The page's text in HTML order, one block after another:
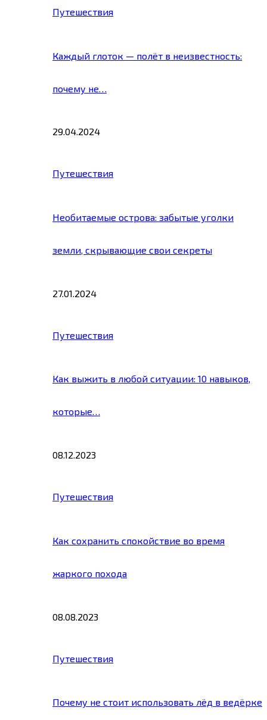
Путешествия
Каждый глоток — полёт в неизвестность:
почему не…
29.04.2024
Путешествия
Необитаемые острова: забытые уголки
земли, скрывающие свои секреты
27.01.2024
Путешествия
Как выжить в любой ситуации: 10 навыков,
которые…
08.12.2023
Путешествия
Как сохранить спокойствие во время
жаркого похода
08.08.2023
Путешествия
Почему не стоит использовать лёд в ведёрке